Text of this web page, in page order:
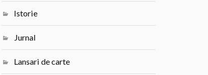
Istorie
Jurnal
Lansari de carte